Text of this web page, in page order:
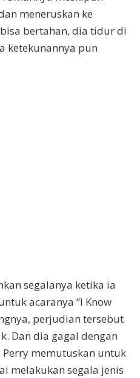
meneruskan ke
bertahan, dia tidur di
ketekunannya pun
segalanya ketika ia
acaranya “I Know
perjudian tersebut
Dan dia gagal dengan
memutuskan untuk
melakukan segala jenis